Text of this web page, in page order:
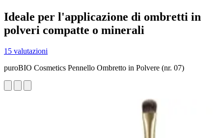
Ideale per l'applicazione di ombretti in
polveri compatte o minerali
15 valutazioni
puroBIO Cosmetics Pennello Ombretto in Polvere (nr. 07)